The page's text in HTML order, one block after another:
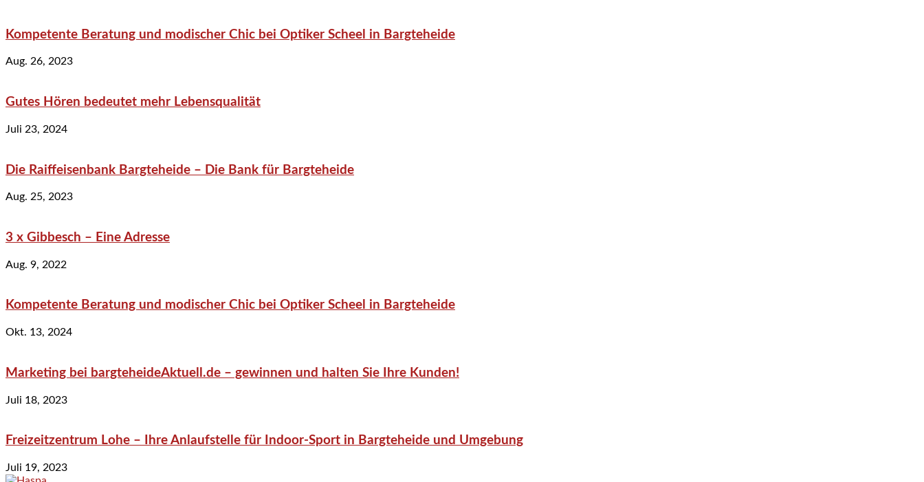
Kompetente Beratung und modischer Chic bei Optiker Scheel in Bargteheide
Aug. 26, 2023
Gutes Hören bedeutet mehr Lebensqualität
Juli 23, 2024
Die Raiffeisenbank Bargteheide – Die Bank für Bargteheide
Aug. 25, 2023
3 x Gibbesch – Eine Adresse
Aug. 9, 2022
Kompetente Beratung und modischer Chic bei Optiker Scheel in Bargteheide
Okt. 13, 2024
Marketing bei bargteheideAktuell.de – gewinnen und halten Sie Ihre Kunden!
Juli 18, 2023
Freizeitzentrum Lohe – Ihre Anlaufstelle für Indoor-Sport in Bargteheide und Umgebung
Juli 19, 2023